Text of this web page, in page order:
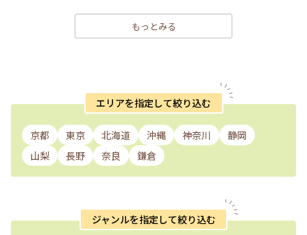
もっとみる
エリアを指定して絞り込む
京都 東京 北海道 沖縄 神奈川
静岡
山梨
長野 奈良 鎌倉
ジャンルを指定して絞り込む